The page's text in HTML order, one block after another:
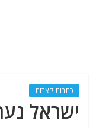
כתבות קצרות
ישראל